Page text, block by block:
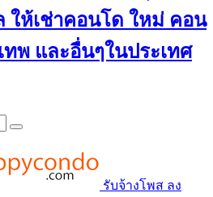
ให้เช่าคอนโด ใหม่ คอน
ทพ และอื่นๆในประเทศ
รับจ้างโพส ลง